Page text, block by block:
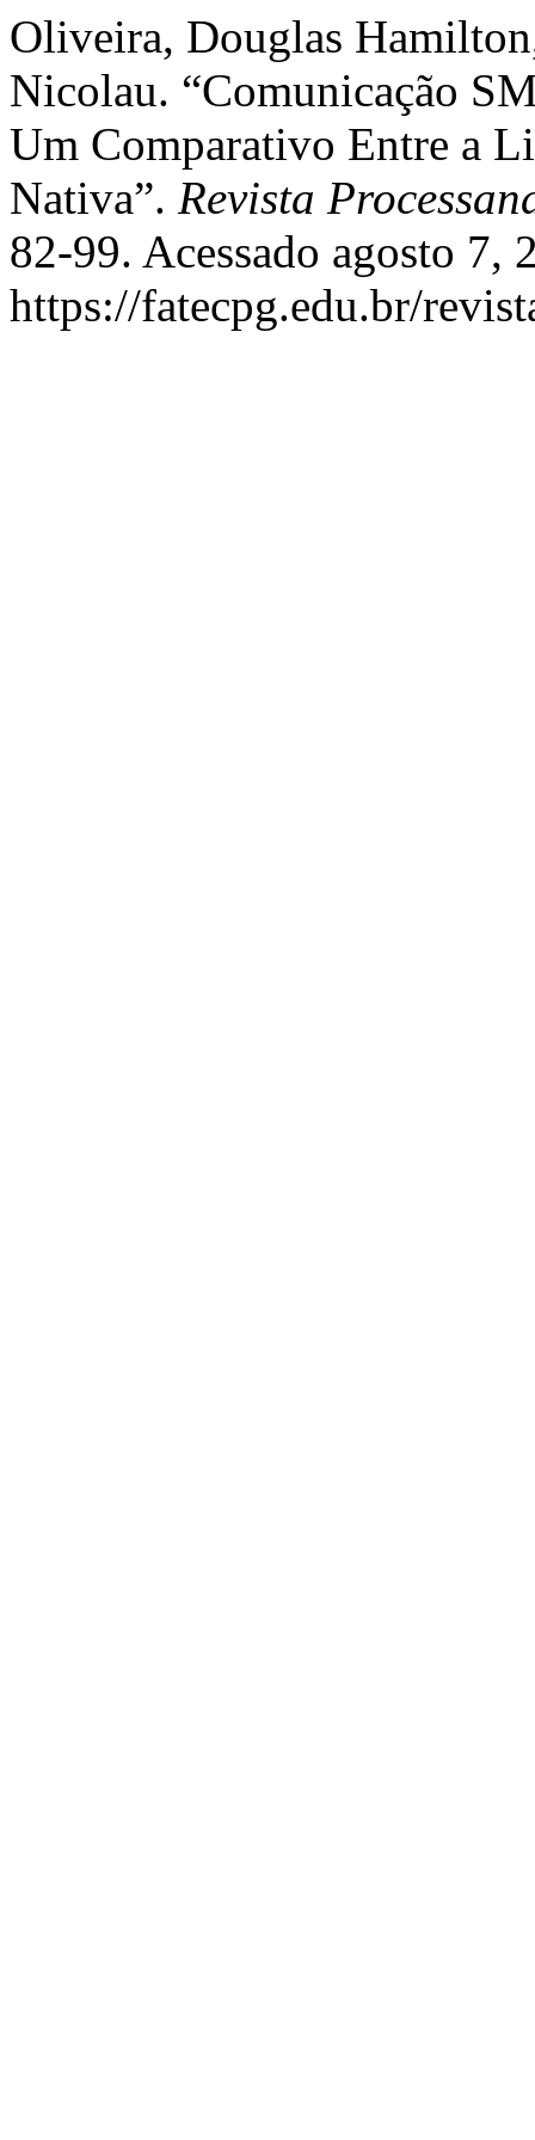
Oliveira, Douglas
Nicolau. “Comunicação
Um Comparativo Entre a
Nativa”. Revista
82-99. Acessado agosto 7,
https://fatecpg.edu.br/